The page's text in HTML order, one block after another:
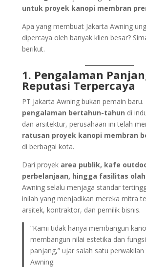
untuk proyek kanopi membran
Apa yang membuat Jakarta Awning
dipercaya oleh banyak klien besar?
berikut.
1. Pengalaman
Reputasi Terpercaya
PT Jakarta Awning bukan pemain baru.
pengalaman bertahun-tahun di
dan arsitektur, perusahaan ini telah
ratusan proyek kanopi membran
di berbagai kota.
Dari proyek area publik, kafe
perbelanjaan, hingga fasilitas
Awning selalu menjaga standar
inilah yang menjadikan mereka mitra
arsitek, kontraktor, dan pemilik bisnis.
“Kami tidak hanya membangun
membangun nilai estetika dan
panjang,” ujar salah satu perwakilan
Awning.